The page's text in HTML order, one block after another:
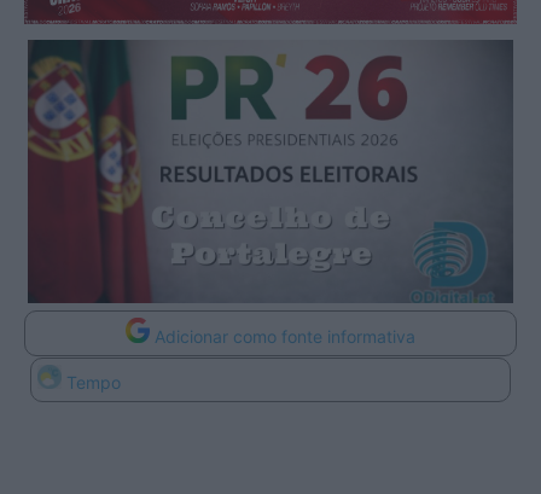
Adicionar como fonte informativa
Tempo